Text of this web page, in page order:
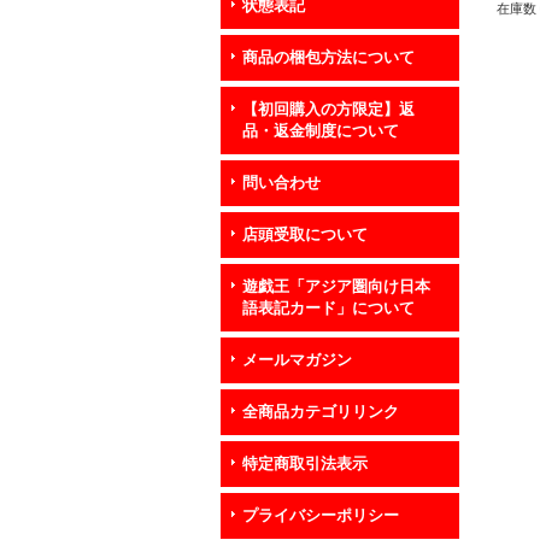
状態表記
商品の梱包方法について
【初回購入の方限定】返
品・返金制度について
問い合わせ
店頭受取について
遊戯王「アジア圏向け日本
語表記カード」について
メールマガジン
全商品カテゴリリンク
特定商取引法表示
プライバシーポリシー
在庫数